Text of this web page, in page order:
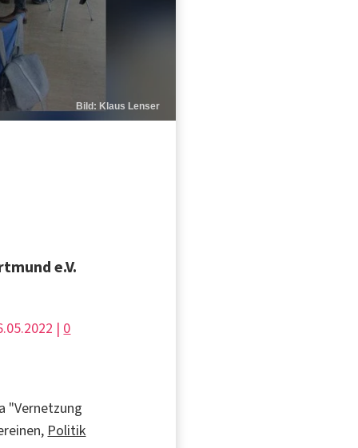
Bild: Klaus Lenser
e.V.
| 0
"Vernetzung
Politik